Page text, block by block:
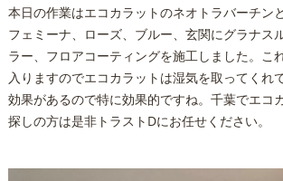
本日の作業はエコカラットのネオトラバーチン
フェミーナ、ローズ、ブルー、玄関にグラナス
ラー、フロアコーティングを施工しました。こ
入りますのでエコカラットは湿気を取ってくれ
効果があるので特に効果的ですね。千葉でエコ
探しの方は是非トラストDにお任せください。